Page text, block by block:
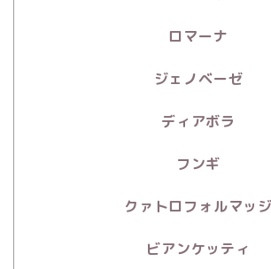
ロマーナ
ジェノベーゼ
ディアボラ
フンギ
クァトロフォルマッジ
ビアンケッティ